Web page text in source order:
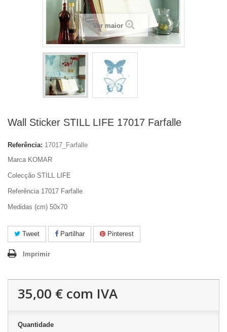
Ver maior
Wall Sticker STILL LIFE 17017 Farfalle
Referência: 17017_Farfalle
Marca KOMAR
Colecção STILL LIFE
Referência 17017 Farfalle
Medidas (cm) 50x70
Tweet Partilhar Pinterest
Imprimir
35,00 € com IVA
Quantidade